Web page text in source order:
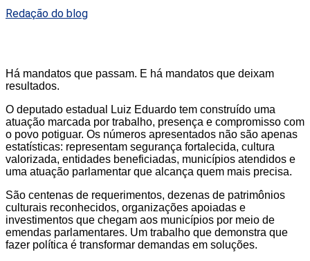
Redação do blog
Há mandatos que passam. E há mandatos que deixam
resultados.
O deputado estadual Luiz Eduardo tem construído uma
atuação marcada por trabalho, presença e compromisso com
o povo potiguar. Os números apresentados não são apenas
estatísticas: representam segurança fortalecida, cultura
valorizada, entidades beneficiadas, municípios atendidos e
uma atuação parlamentar que alcança quem mais precisa.
São centenas de requerimentos, dezenas de patrimônios
culturais reconhecidos, organizações apoiadas e
investimentos que chegam aos municípios por meio de
emendas parlamentares. Um trabalho que demonstra que
fazer política é transformar demandas em soluções.